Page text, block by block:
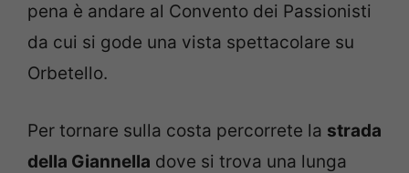
pena è andare al Convento dei Passionisti
da cui si gode una vista spettacolare su
Orbetello.
Per tornare sulla costa percorrete la strada
della Giannella dove si trova una lunga